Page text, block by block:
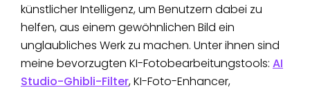
künstlicher Intelligenz, um Benutzern dabei zu
helfen, aus einem gewöhnlichen Bild ein
unglaubliches Werk zu machen. Unter ihnen sind
meine bevorzugten KI-Fotobearbeitungstools: AI
Studio-Ghibli-Filter, KI-Foto-Enhancer,